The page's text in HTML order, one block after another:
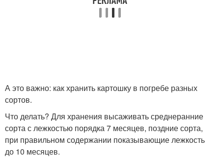
А это важно: как хранить картошку в погребе разных
сортов.
Что делать? Для хранения высаживать среднеранние
сорта с лежкостью порядка 7 месяцев, поздние сорта,
при правильном содержании показывающие лежкость
до 10 месяцев.